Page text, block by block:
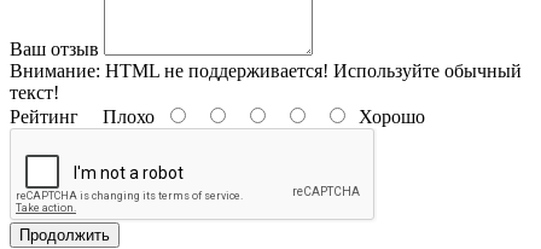
Ваш отзыв
Внимание: HTML не поддерживается! Используйте обычный
текст!
Рейтинг Плохо Хорошо
Продолжить